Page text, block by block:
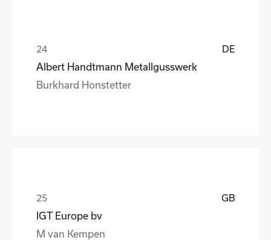
DE
Albert Handtmann Metallgusswerk
Burkhard Honstetter
GB
IGT Europe bv
M van Kempen